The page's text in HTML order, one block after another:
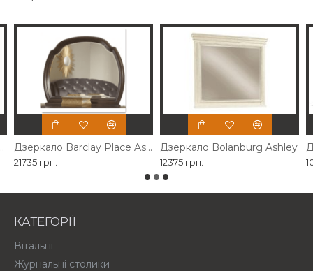
Дзеркало Barclay Place Ashley
21735 грн.
Дзеркало Bolanburg Ashley
12375 грн.
КАТЕГОРІЇ
Вітальні
Журнальні столики